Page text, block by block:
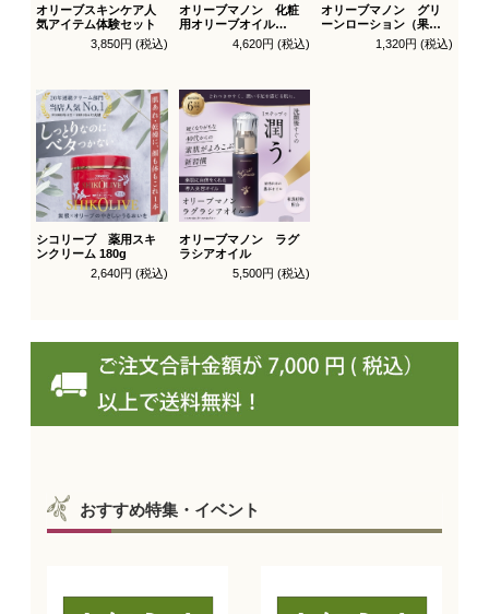
オリーブスキンケア人
気アイテム体験セット
3,850円 (税込)
オリーブマノン 化粧
用オリーブオイル
4,620円 (税込)
オリーブマノン グリ
ーンローション（果汁
1,320円 (税込)
シコリーブ 薬用スキ
ンクリーム 180g
2,640円 (税込)
オリーブマノン ラグ
ラシアオイル
5,500円 (税込)